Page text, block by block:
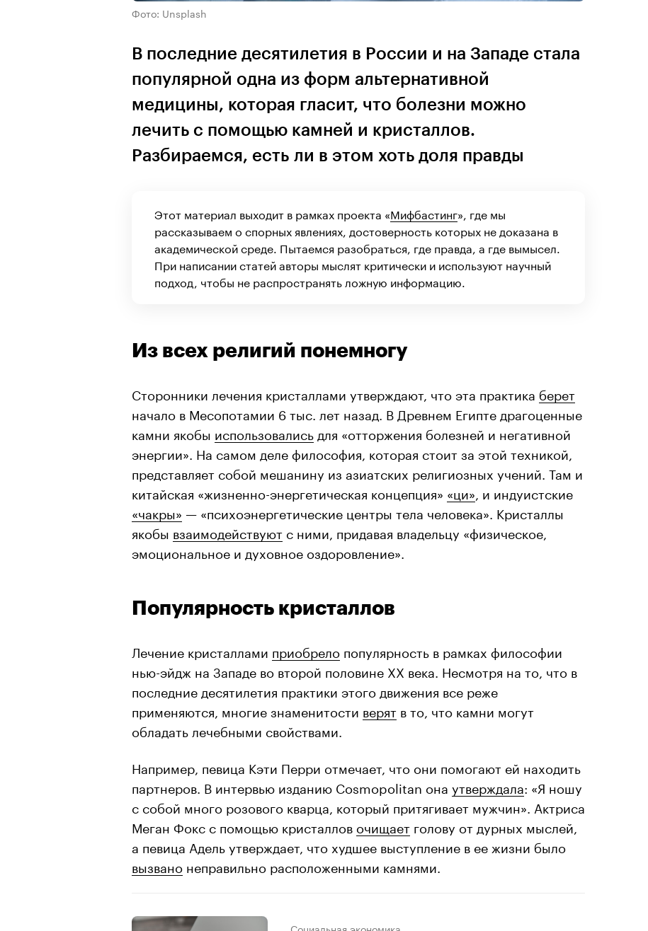
Фото: Unsplash
В последние десятилетия в России и на Западе стала
популярной одна из форм альтернативной
медицины, которая гласит, что болезни можно
лечить с помощью камней и кристаллов.
Разбираемся, есть ли в этом хоть доля правды
Этот материал выходит в рамках проекта «Мифбастинг», где мы
рассказываем о спорных явлениях, достоверность которых не доказана в
академической среде. Пытаемся разобраться, где правда, а где вымысел.
При написании статей авторы мыслят критически и используют научный
подход, чтобы не распространять ложную информацию.
Из всех религий понемногу
Сторонники лечения кристаллами утверждают, что эта практика берет
начало в Месопотамии 6 тыс. лет назад. В Древнем Египте драгоценные
камни якобы использовались для «отторжения болезней и негативной
энергии». На самом деле философия, которая стоит за этой техникой,
представляет собой мешанину из азиатских религиозных учений. Там и
китайская «жизненно-энергетическая концепция» «ци» , и индуистские
«чакры» — «психоэнергетические центры тела человека». Кристаллы
якобы взаимодействуют с ними, придавая владельцу «физическое,
эмоциональное и духовное оздоровление».
Популярность кристаллов
Лечение кристаллами приобрело популярность в рамках философии
нью-эйдж на Западе во второй половине ХХ века. Несмотря на то, что в
последние десятилетия практики этого движения все реже
применяются, многие знаменитости верят в то, что камни могут
обладать лечебными свойствами.
Например, певица Кэти Перри отмечает, что они помогают ей находить
партнеров. В интервью изданию Cosmopolitan она утверждала: «Я ношу
с собой много розового кварца, который притягивает мужчин». Актриса
Меган Фокс с помощью кристаллов очищает голову от дурных мыслей,
а певица Адель утверждает, что худшее выступление в ее жизни было
вызвано неправильно расположенными камнями.